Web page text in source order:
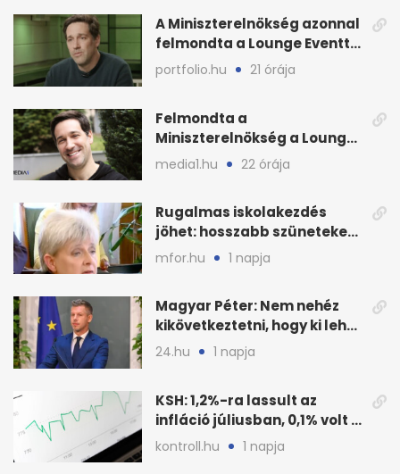
A Miniszterelnökség azonnal
felmondta a Lounge Eventtel
kötött szerződést
portfolio.hu 21 órája
Felmondta a
Miniszterelnökség a Lounge
Event keretszerződését
media1.hu 22 órája
Rugalmas iskolakezdés
jöhet: hosszabb szüneteket
javasolnak szeptembertől
mfor.hu 1 napja
Magyar Péter: Nem nehéz
kikövetkeztetni, hogy ki lehet
a három jelölt
24.hu 1 napja
KSH: 1,2%-ra lassult az
infláció júliusban, 0,1% volt a
havi áresés
kontroll.hu 1 napja